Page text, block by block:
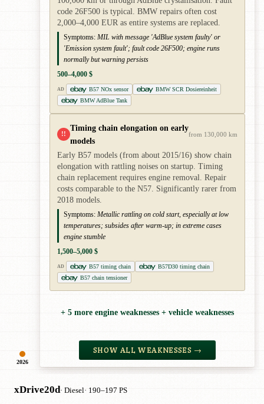
2026
code 26F500 is typical. BMW repairs often cost
2,000–4,000 EUR as entire systems are replaced.
Symptoms: MIL with message 'AdBlue system faulty' or
'Emission system fault'; fault code 26F500; engine runs
normally but warning persists
500–4,000 $
AD B57 NOx sensor
BMW SCR Dosiereinheit
BMW AdBlue Tank
!!
Timing chain elongation on early
models
from 130,000 km
Early B57 models (from about 2015/16) show chain
elongation with rattling noises on startup. Timing
chain replacement requires engine removal. Repair
costs comparable to the N57. Significantly rarer from
2018 models.
Symptoms: Metallic rattling on cold start, especially at low
temperatures; subsides after warm-up; in extreme cases
engine stumble
1,500–5,000 $
AD B57 timing chain
B57D30 timing chain
B57 chain tensioner
+ 5 more engine weaknesses + vehicle weaknesses
SHOW ALL WEAKNESSES →
xDrive20d· Diesel· 190–197 PS